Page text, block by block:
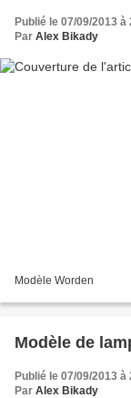
Publié le 07/09/2013 à
Par Alex Bikady
Modèle Worden
Modèle de
Publié le 07/09/2013 à
Par Alex Bikady